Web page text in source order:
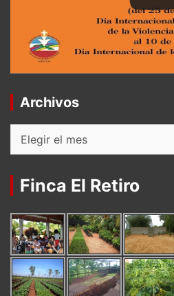
Archivos
Archivos
Finca El Retiro